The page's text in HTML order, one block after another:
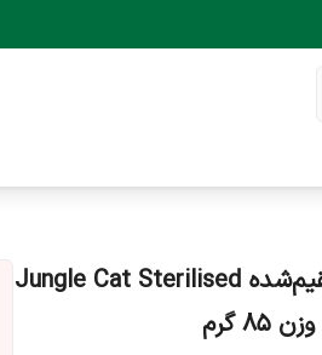
پوچ گربه بالغ جانگل طعم مرغ عقیم‌شده Jungle Cat Sterilised